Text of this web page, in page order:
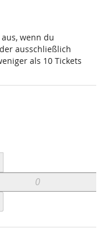
wenn du
ausschließlich
als 10 Tickets